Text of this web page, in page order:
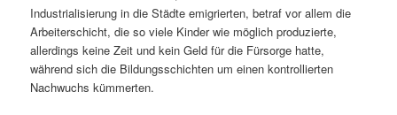
Industrialisierung in die Städte emigrierten, betraf vor allem die
Arbeiterschicht, die so viele Kinder wie möglich produzierte,
allerdings keine Zeit und kein Geld für die Fürsorge hatte,
während sich die Bildungsschichten um einen kontrollierten
Nachwuchs kümmerten.